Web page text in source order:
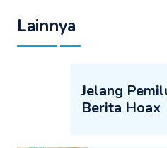
Lainnya
Jelang
Berita Hoax